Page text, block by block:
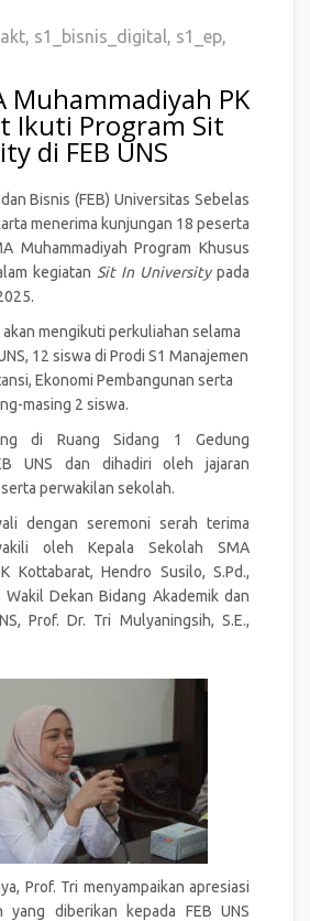
, s1_bisnis_digital, s1_ep,
Muhammadiyah PK
Ikuti Program Sit
di FEB UNS
Bisnis (FEB) Universitas Sebelas
menerima kunjungan 18 peserta
Muhammadiyah Program Khusus
kegiatan Sit In Universitypada
mengikuti perkuliahan selama
12 siswa di Prodi S1 Manajemen
Ekonomi Pembangunan serta
masing 2 siswa.
di Ruang Sidang 1 Gedung
UNS dan dihadiri oleh jajaran
perwakilan sekolah.
dengan seremoni serah terima
oleh Kepala Sekolah SMA
Kottabarat, Hendro Susilo, S.Pd.,
Dekan Bidang Akademik dan
Prof. Dr. Tri Mulyaningsih, S.E.,
Prof. Tri menyampaikan apresiasi
yang diberikan kepada FEB UNS